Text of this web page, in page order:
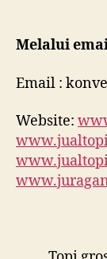
Melalui
Email :
Website: